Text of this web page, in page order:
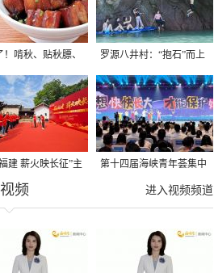
！啃秋、贴秋膘、
福建人这样过才够
罗源八井村：“抱石”而上
建 薪火映长征”主
在龙岩长汀启动
第十四届海峡青年荟集中
阶段活动在福州举行
进入视频频道
频